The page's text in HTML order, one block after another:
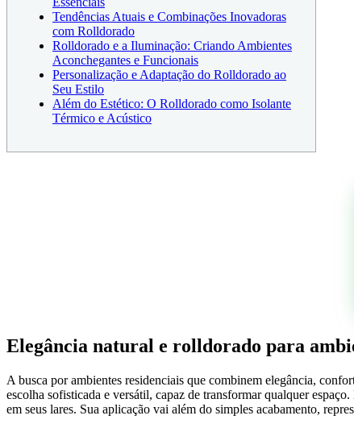
Tendências Atuais e Combinações Inovadoras
com Rolldorado
Rolldorado e a Iluminação: Criando Ambientes
Aconchegantes e Funcionais
Personalização e Adaptação do Rolldorado ao
Seu Estilo
Além do Estético: O Rolldorado como Isolante
Térmico e Acústico
Elegância natural e rolldorado para
A busca por ambientes residenciais que combinem elegância,
escolha sofisticada e versátil, capaz de transformar qualquer
em seus lares. Sua aplicação vai além do simples acabamento,